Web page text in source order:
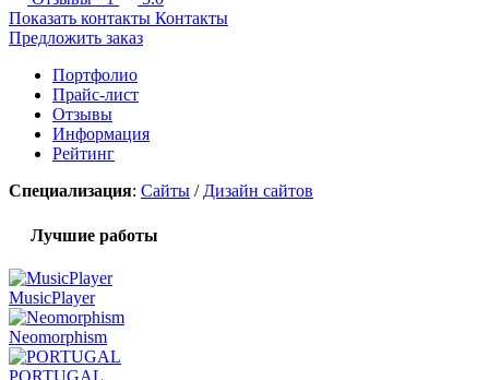
Показать контакты Контакты
Предложить заказ
Портфолио
Прайс-лист
Отзывы
Информация
Рейтинг
Специализация: Сайты / Дизайн сайтов
Лучшие работы
MusicPlayer
Neomorphism